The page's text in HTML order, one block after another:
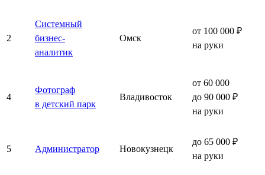
2
Системный
бизнес-
аналитик
Омск
от 100 000 ₽
на руки
4
Фотограф
в детский парк
Владивосток
от 60 000
до 90 000 ₽
на руки
5 Администратор Новокузнецк
до 65 000 ₽
на руки